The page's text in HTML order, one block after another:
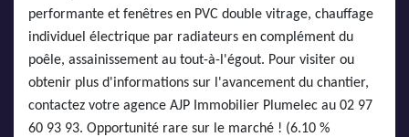
performante et fenêtres en PVC double vitrage, chauffage
individuel électrique par radiateurs en complément du
poêle, assainissement au tout-à-l'égout. Pour visiter ou
obtenir plus d'informations sur l'avancement du chantier,
contactez votre agence AJP Immobilier Plumelec au 02 97
60 93 93. Opportunité rare sur le marché ! (6.10 %